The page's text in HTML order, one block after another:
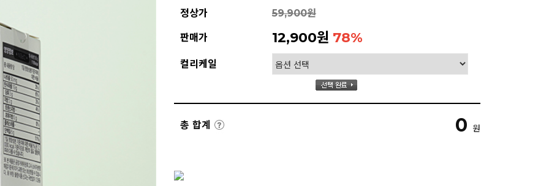
정상가 59,900원
판매가 12,900원 78%
컬리케일
총 합계 0 원